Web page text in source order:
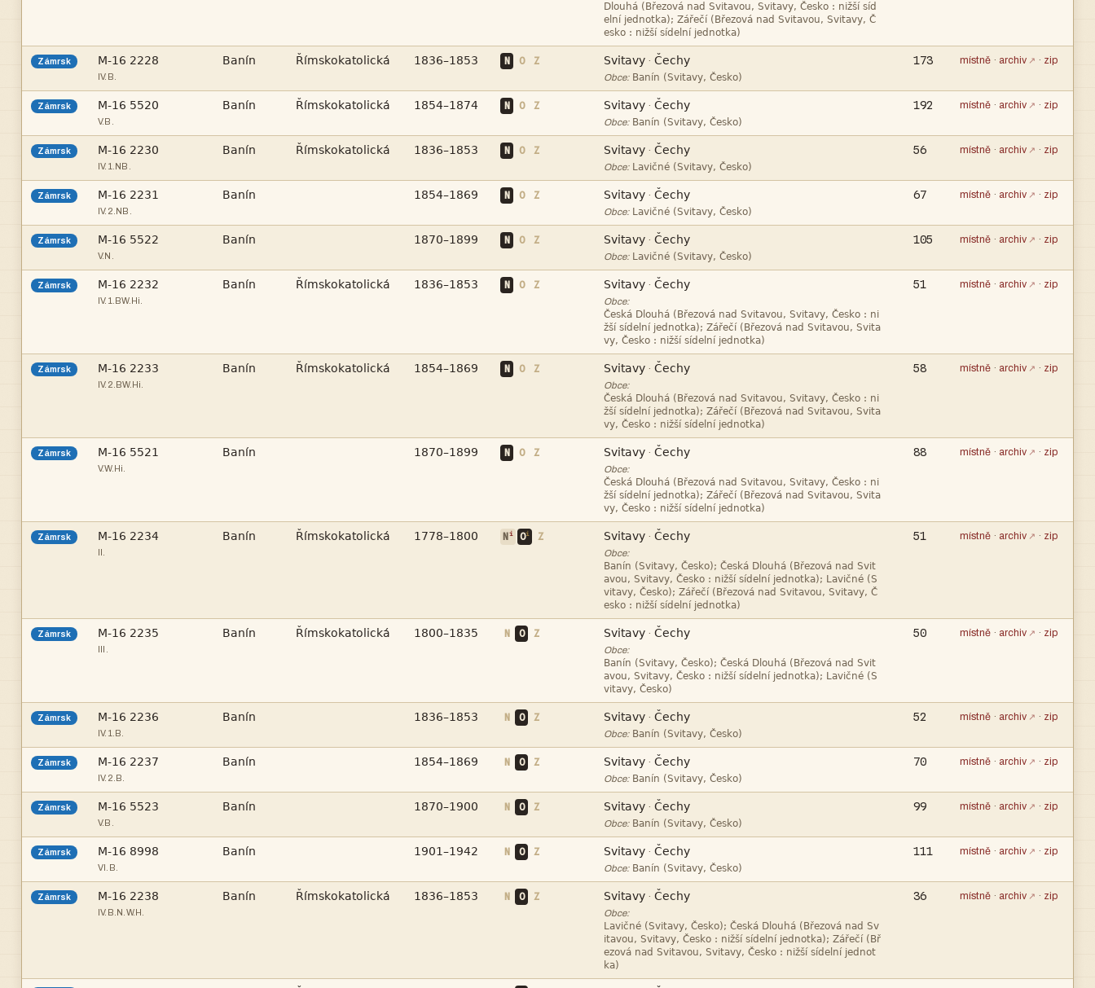



Zámrsk 
IV.B.
   N O Z  · 
Obce: 
173 místně · archiv · zip
Zámrsk 
V.B.
   N O Z  · 
Obce: 
192 místně · archiv · zip
Zámrsk 
IV.1.NB.
   N O Z  · 
Obce: 
56 místně · archiv · zip
Zámrsk 
IV.2.NB.
  N O Z  · 
Obce: 
67 místně · archiv · zip
Zámrsk 
V.N.
  N O Z  · 
Obce: 
105 místně · archiv · zip
Zámrsk 
IV.1.BW.Hi.
   N O Z  · 
Obce:



51 místně · archiv · zip
Zámrsk 
IV.2.BW.Hi.
   N O Z  · 
Obce:



58 místně · archiv · zip
Zámrsk 
V.W.Hi.
  N O Z  · 
Obce:



88 místně · archiv · zip
Zámrsk 
II.
   Ni Oi Z  · 
Obce:




51 místně · archiv · zip
Zámrsk 
III.
   N O Z  · 
Obce:



50 místně · archiv · zip
Zámrsk 
IV.1.B.
  N O Z  · 
Obce: 
52 místně · archiv · zip
Zámrsk 
IV.2.B.
  N O Z  · 
Obce: 
70 místně · archiv · zip
Zámrsk 
V.B.
  N O Z  · 
Obce: 
99 místně · archiv · zip
Zámrsk 
VI.B.
  N O Z  · 
Obce: 
111 místně · archiv · zip
Zámrsk 
IV.B.N.W.H.
   N O Z  · 
Obce:




36 místně · archiv · zip